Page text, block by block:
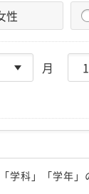
性
月
学科」「学年」